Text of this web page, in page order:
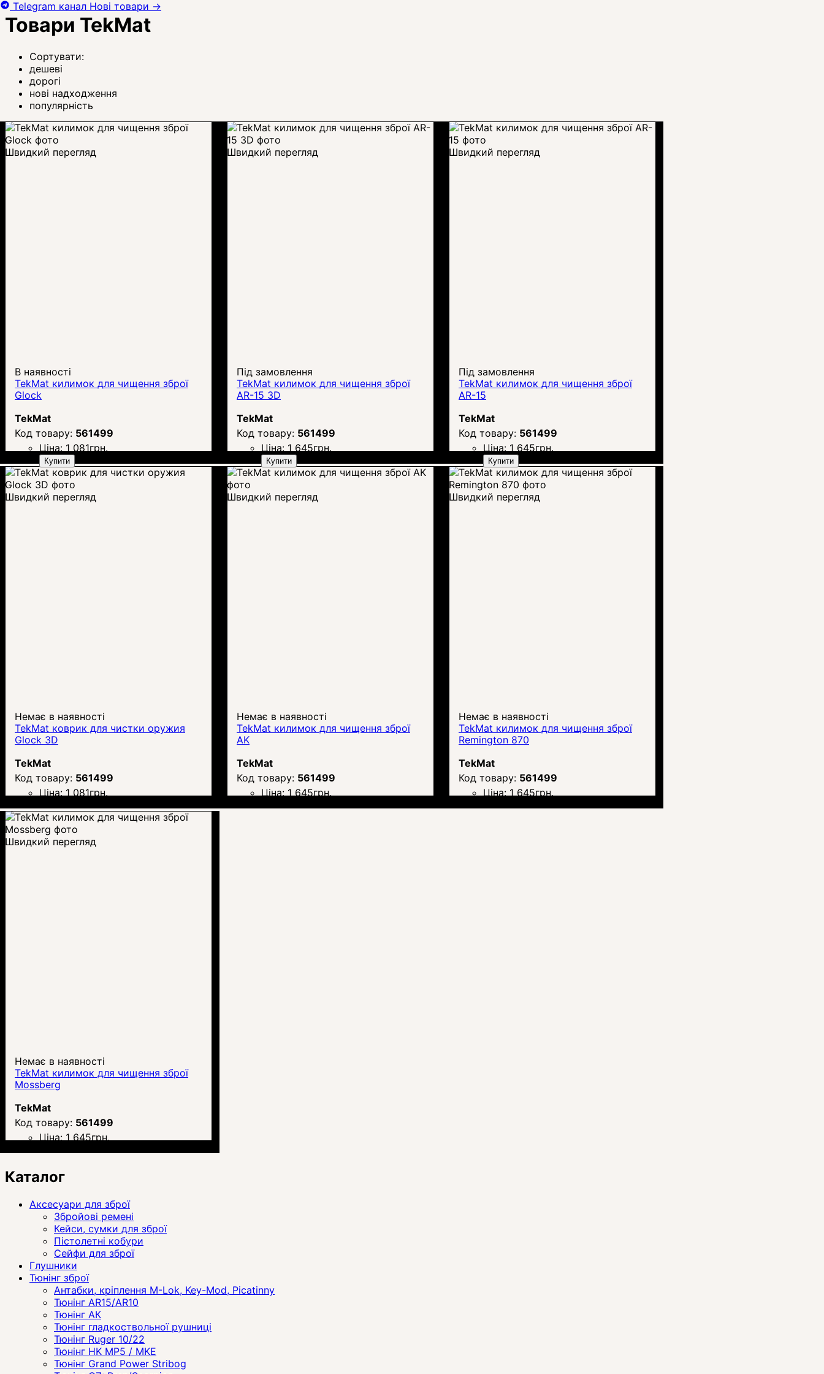
Товари TekMat
Сортувати:
дешеві
дорогі
нові надходження
популярність
Швидкий перегляд
В наявності
TekMat килимок для чищення зброї
Glock
TekMat
561499
Ціна: 1 081грн.
Купити
Швидкий перегляд
Під замовлення
TekMat килимок для чищення зброї
AR-15 3D
TekMat
561499
Ціна: 1 645грн.
Купити
Швидкий перегляд
Під замовлення
TekMat килимок для чищення зброї
AR-15
TekMat
561499
Ціна: 1 645грн.
Купити
Швидкий перегляд
Немає в наявності
TekMat коврик для чистки оружия
Glock 3D
TekMat
561499
Ціна: 1 081грн.
Швидкий перегляд
Немає в наявності
TekMat килимок для чищення зброї
AK
TekMat
561499
Ціна: 1 645грн.
Швидкий перегляд
Немає в наявності
TekMat килимок для чищення зброї
Remington 870
TekMat
561499
Ціна: 1 645грн.
Швидкий перегляд
Немає в наявності
TekMat килимок для чищення зброї
Mossberg
TekMat
561499
Ціна: 1 645грн.
Каталог
Аксесуари для зброї
Збройові ремені
Кейси, сумки для зброї
Пістолетні кобури
Сейфи для зброї
Глушники
Тюнінг зброї
Антабки, кріплення M-Lok, Key-Mod, Picatinny
Тюнінг AR15/AR10
Тюнінг АК
Тюнінг гладкоствольної рушниці
Тюнінг Ruger 10/22
Тюнінг HK MP5 / MKE
Тюнінг Grand Power Stribog
Telegram канал Нові товари →